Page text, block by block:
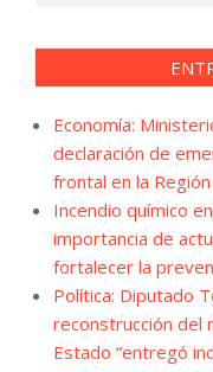
Economía:
declaración de
frontal en la
Incendio químico
importancia de
fortalecer la
Política: Diputado
reconstrucción del
Estado “entregó